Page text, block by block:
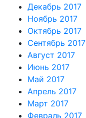
Декабрь 2017
Ноябрь 2017
Октябрь 2017
Сентябрь 2017
Август 2017
Июнь 2017
Май 2017
Апрель 2017
Март 2017
Февраль 2017